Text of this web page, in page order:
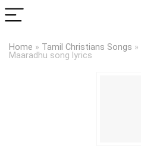
Home » Tamil Christians Songs »
Maaradhu song lyrics